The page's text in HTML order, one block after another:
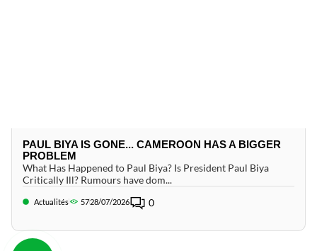
PAUL BIYA IS GONE... CAMEROON HAS A BIGGER
PROBLEM
What Has Happened to Paul Biya? Is President Paul Biya
Critically Ill? Rumours have dom...
Actualités 5728/07/2026 0